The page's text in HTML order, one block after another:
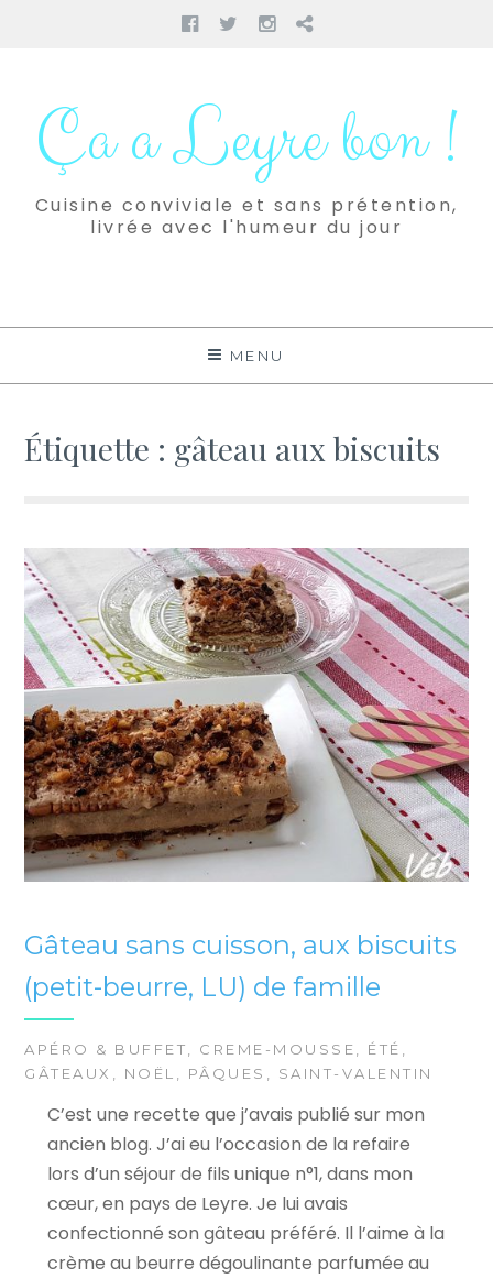
Facebook
TwitterInstagram
Pinterest
contenuÇa a Leyre bon !
Cuisine conviviale et sans prétention,
livrée avec l'humeur du jour
MENU
Étiquette : gâteau aux biscuits
Gâteau sans cuisson, aux biscuits
(petit-beurre, LU) de famille
APÉRO & BUFFET CREME-MOUSSE ÉTÉ
GÂTEAUX
NOËL PÂQUES SAINT-VALENTIN
C’est une recette que j’avais publié sur mon
ancien blog. J’ai eu l’occasion de la refaire
lors d’un séjour de fils unique n°1, dans mon
cœur, en pays de Leyre. Je lui avais
confectionné son gâteau préféré. Il l’aime à la
crème au beurre dégoulinante parfumée au